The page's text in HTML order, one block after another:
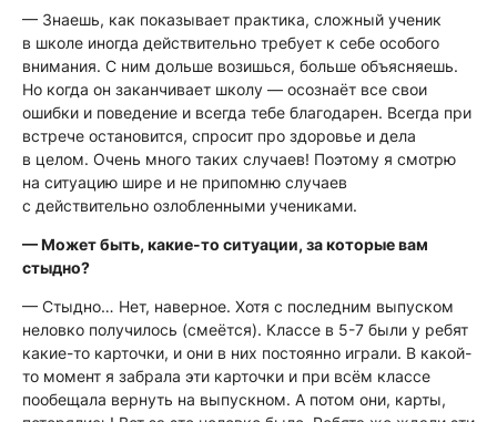
— Знаешь, как показывает практика, сложный ученик
в школе иногда действительно требует к себе особого
внимания. С ним дольше возишься, больше объясняешь.
Но когда он заканчивает школу — осознаёт все свои
ошибки и поведение и всегда тебе благодарен. Всегда при
встрече остановится, спросит про здоровье и дела
в целом. Очень много таких случаев! Поэтому я смотрю
на ситуацию шире и не припомню случаев
с действительно озлобленными учениками.
— Может быть, какие-то ситуации, за которые вам
стыдно?
— Стыдно… Нет, наверное. Хотя с последним выпуском
неловко получилось (смеётся). Классе в 5-7 были у ребят
какие-то карточки, и они в них постоянно играли. В какой-
то момент я забрала эти карточки и при всём классе
пообещала вернуть на выпускном. А потом они, карты,